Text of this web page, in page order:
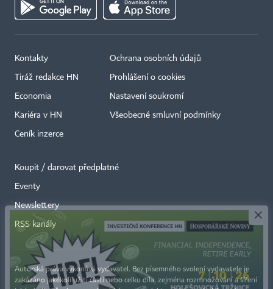
Kontakty
Tiráž redakce HN
Economia
Kariéra v HN
Ceník inzerce
Ochrana osobních údajů
Prohlášení o cookies
Nastavení soukromí
Všeobecné smluvní podmínky
Koupit / darovat předplatné
Eventy
Newslettery
RSS kanály
Autorská práva vykonává vydavatel. Bez písemného svolení vydavatele je
zakázáno jakékoli užití částí nebo celku díla, zejména rozmnožování a šíření